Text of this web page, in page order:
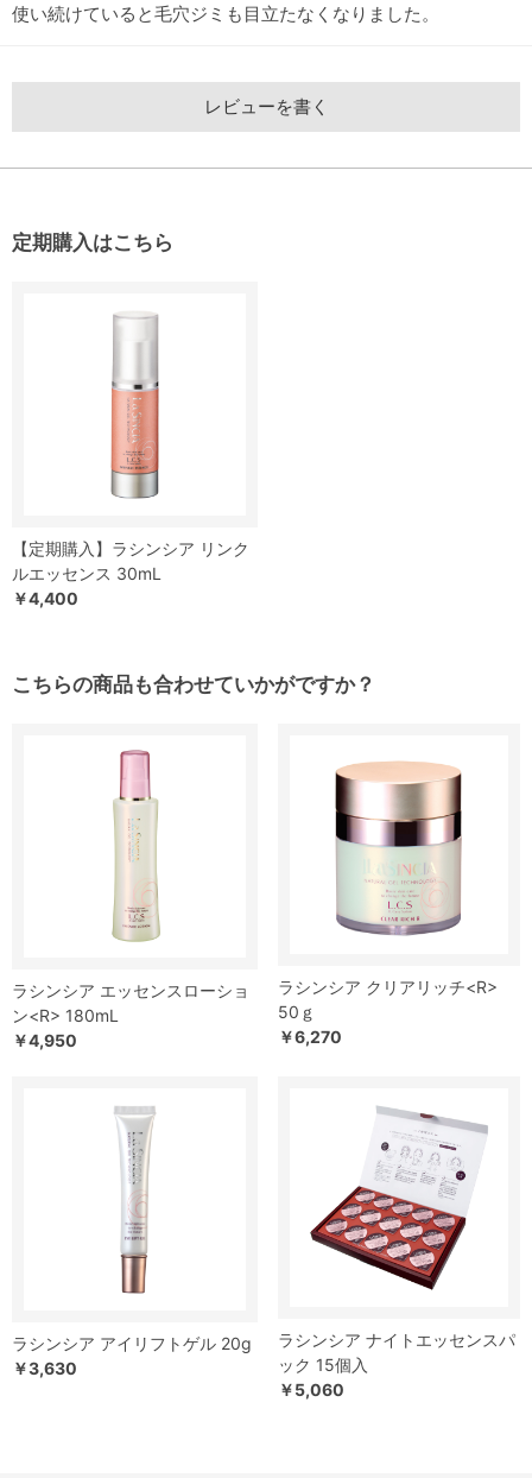
使い続けていると毛穴ジミも目立たなくなりました。
レビューを書く
定期購入はこちら
【定期購入】ラシンシア リンク
ルエッセンス 30mL
￥4,400
こちらの商品も合わせていかがですか？
ラシンシア エッセンスローショ
ン<R> 180mL
￥4,950
ラシンシア クリアリッチ<R>
50ｇ
￥6,270
ラシンシア アイリフトゲル 20g
￥3,630
ラシンシア ナイトエッセンスパ
ック 15個入
￥5,060